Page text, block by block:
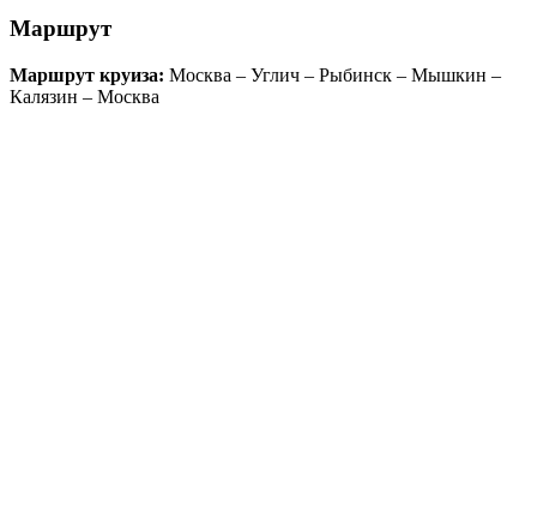
Маршрут
Маршрут круиза: Москва – Углич – Рыбинск – Мышкин –
Калязин – Москва